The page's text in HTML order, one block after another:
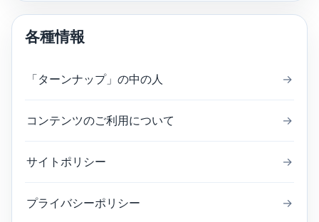
各種情報
「ターンナップ」の中の人 →
コンテンツのご利用について →
サイトポリシー →
プライバシーポリシー →